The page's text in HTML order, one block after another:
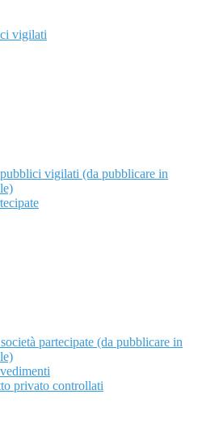
vigilati
vigilati (da pubblicare in
partecipate (da pubblicare in
privato controllati